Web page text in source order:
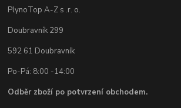
PlynoTop A-Z s .r. o.
Doubravník 299
592 61 Doubravník
Po-Pá: 8:00 -14:00
Odběr zboží po potvrzení obchodem.